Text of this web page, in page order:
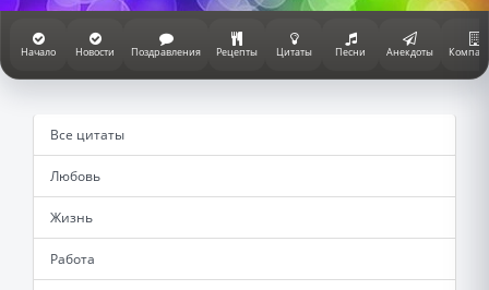
Начало Новости Поздравления Рецепты Цитаты Песни Анекдоты
Все цитаты
Любовь
Жизнь
Работа